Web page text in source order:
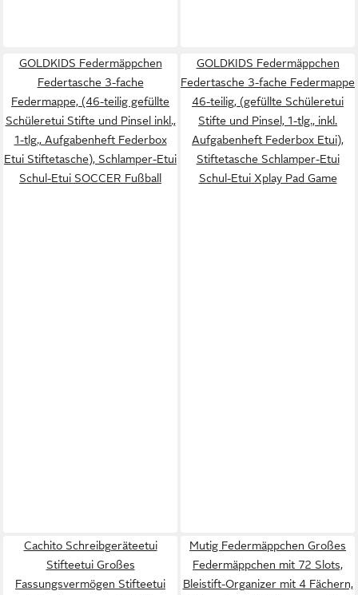
GOLDKIDS Federmäppchen
Federtasche 3-fache
Federmappe, (46-teilig gefüllte
Schüleretui Stifte und Pinsel inkl.,
1-tlg., Aufgabenheft Federbox
Etui Stiftetasche), Schlamper-Etui
Schul-Etui SOCCER Fußball
GOLDKIDS Federmäppchen
Federtasche 3-fache Federmappe
46-teilig, (gefüllte Schüleretui
Stifte und Pinsel, 1-tlg., inkl.
Aufgabenheft Federbox Etui),
Stiftetasche Schlamper-Etui
Schul-Etui Xplay Pad Game
Cachito Schreibgeräteetui
Stifteetui Großes
Fassungsvermögen Stifteetui
Mutig Federmäppchen Großes
Federmäppchen mit 72 Slots,
Bleistift-Organizer mit 4 Fächern,